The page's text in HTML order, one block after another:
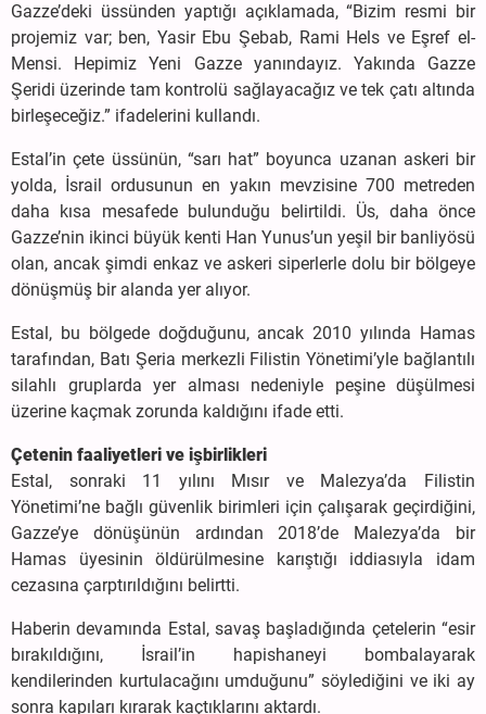
Gazze’deki üssünden yaptığı açıklamada, “Bizim resmi bir
projemiz var; ben, Yasir Ebu Şebab, Rami Hels ve Eşref el-
Mensi. Hepimiz Yeni Gazze yanındayız. Yakında Gazze
Şeridi üzerinde tam kontrolü sağlayacağız ve tek çatı altında
birleşeceğiz.” ifadelerini kullandı.
Estal’in çete üssünün, “sarı hat” boyunca uzanan askeri bir
yolda, İsrail ordusunun en yakın mevzisine 700 metreden
daha kısa mesafede bulunduğu belirtildi. Üs, daha önce
Gazze’nin ikinci büyük kenti Han Yunus’un yeşil bir banliyösü
olan, ancak şimdi enkaz ve askeri siperlerle dolu bir bölgeye
dönüşmüş bir alanda yer alıyor.
Estal, bu bölgede doğduğunu, ancak 2010 yılında Hamas
tarafından, Batı Şeria merkezli Filistin Yönetimi’yle bağlantılı
silahlı gruplarda yer alması nedeniyle peşine düşülmesi
üzerine kaçmak zorunda kaldığını ifade etti.
Çetenin faaliyetleri ve işbirlikleri
Estal, sonraki 11 yılını Mısır ve Malezya’da Filistin
Yönetimi’ne bağlı güvenlik birimleri için çalışarak geçirdiğini,
Gazze’ye dönüşünün ardından 2018’de Malezya’da bir
Hamas üyesinin öldürülmesine karıştığı iddiasıyla idam
cezasına çarptırıldığını belirtti.
Haberin devamında Estal, savaş başladığında çetelerin “esir
bırakıldığını, İsrail’in hapishaneyi bombalayarak
kendilerinden kurtulacağını umduğunu” söylediğini ve iki ay
sonra kapıları kırarak kaçtıklarını aktardı.